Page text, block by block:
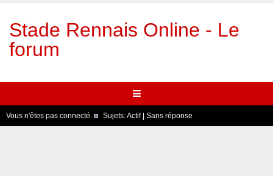
Stade Rennais Online - Le
forum
Vous n'êtes pas connecté. Sujets:Actif| Sans réponse